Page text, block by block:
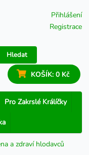
Přihlášení
Registrace
Hledat
KOŠÍK: 0 Kč
Pro Zakrslé Králíčky
a zdraví hlodavců